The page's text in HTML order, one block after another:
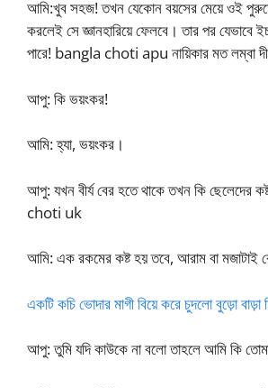
আমি:খুব সহজ! তখন যেকোন বয়সের মেয়ে ওই
করলেই সে জ্ঞানহারিয়ে ফেলবে। তার পর যেভাবে
পারে! bangla choti apu নায়িকার মত লম্বা
আপু: কি ভয়ংকর!
আমি: হ্যা, ভয়ংকর।
আপু: যখন বীর্য বের হতে থাকে তখন কি ছেলেদের
choti uk
আমি: এক রকমের কষ্ট হয় তবে, আরাম বা মজাটাই
একটি কচি ভোদার মাগী বিয়ে করে চুদলো বুড়ো বাড়া
আপু: তুমি যদি কাউকে না বলো তাহলে আমি কি তোমার